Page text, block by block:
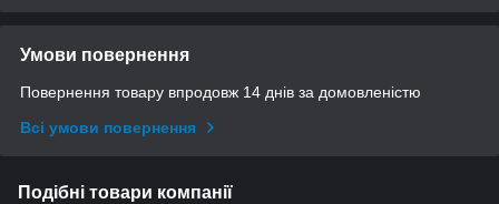
Умови повернення
Повернення товару впродовж 14 днів за домовленістю
Всі умови повернення
Подібні товари компанії